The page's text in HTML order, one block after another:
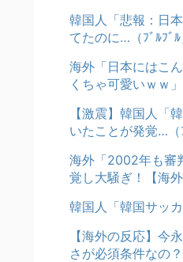
韓国人「悲報：日
てたのに…（ﾌﾞﾙﾌﾞ
海外「日本にはこ
くちゃ可愛いｗｗ
【激震】韓国人「
いたことが発覚…（
海外「2002年も審
覚し大騒ぎ！【海外
韓国人「韓国サッ
【海外の反応】今
さが必須条件なの？